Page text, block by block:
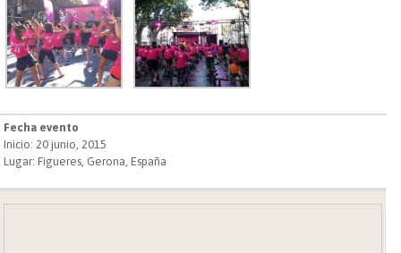
Fecha evento
Inicio: 20 junio, 2015
Lugar: Figueres, Gerona, España